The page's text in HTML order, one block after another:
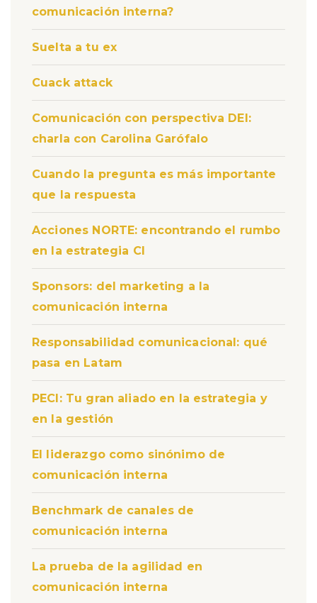
comunicación interna?
Suelta a tu ex
Cuack attack
Comunicación con perspectiva DEI:
charla con Carolina Garófalo
Cuando la pregunta es más importante
que la respuesta
Acciones NORTE: encontrando el rumbo
en la estrategia CI
Sponsors: del marketing a la
comunicación interna
Responsabilidad comunicacional: qué
pasa en Latam
PECI: Tu gran aliado en la estrategia y
en la gestión
El liderazgo como sinónimo de
comunicación interna
Benchmark de canales de
comunicación interna
La prueba de la agilidad en
comunicación interna